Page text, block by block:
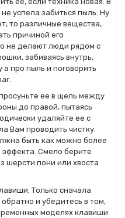
успела забиться пыль. Ну
то различные вещества,
причиной его
не делают люди рядом с
забиваясь внутрь,
про пыль и поговорить
ее в щель между
до правой, пытаясь
удаляйте ее с
Вам проводить чистку.
быть как можно более
эффекта. Смело берите
шерсти пони или хвоста
Только сначала
и убедитесь в том,
моделях клавиши